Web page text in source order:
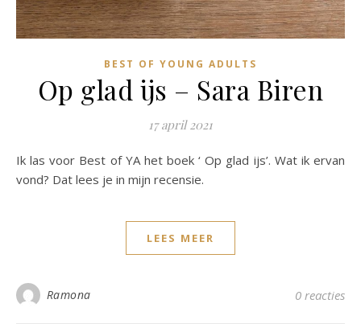
BEST OF YOUNG ADULTS
Op glad ijs – Sara Biren
17 april 2021
Ik las voor Best of YA het boek ‘ Op glad ijs’. Wat ik ervan
vond? Dat lees je in mijn recensie.
LEES MEER
Ramona 0 reacties